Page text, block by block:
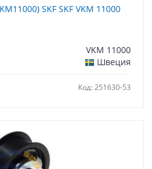
SKF SKF VKM 11000
VKM 11000
Швеция
Код: 251630-53